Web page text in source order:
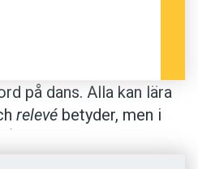
på dans. Alla kan lära
relevé betyder, men i